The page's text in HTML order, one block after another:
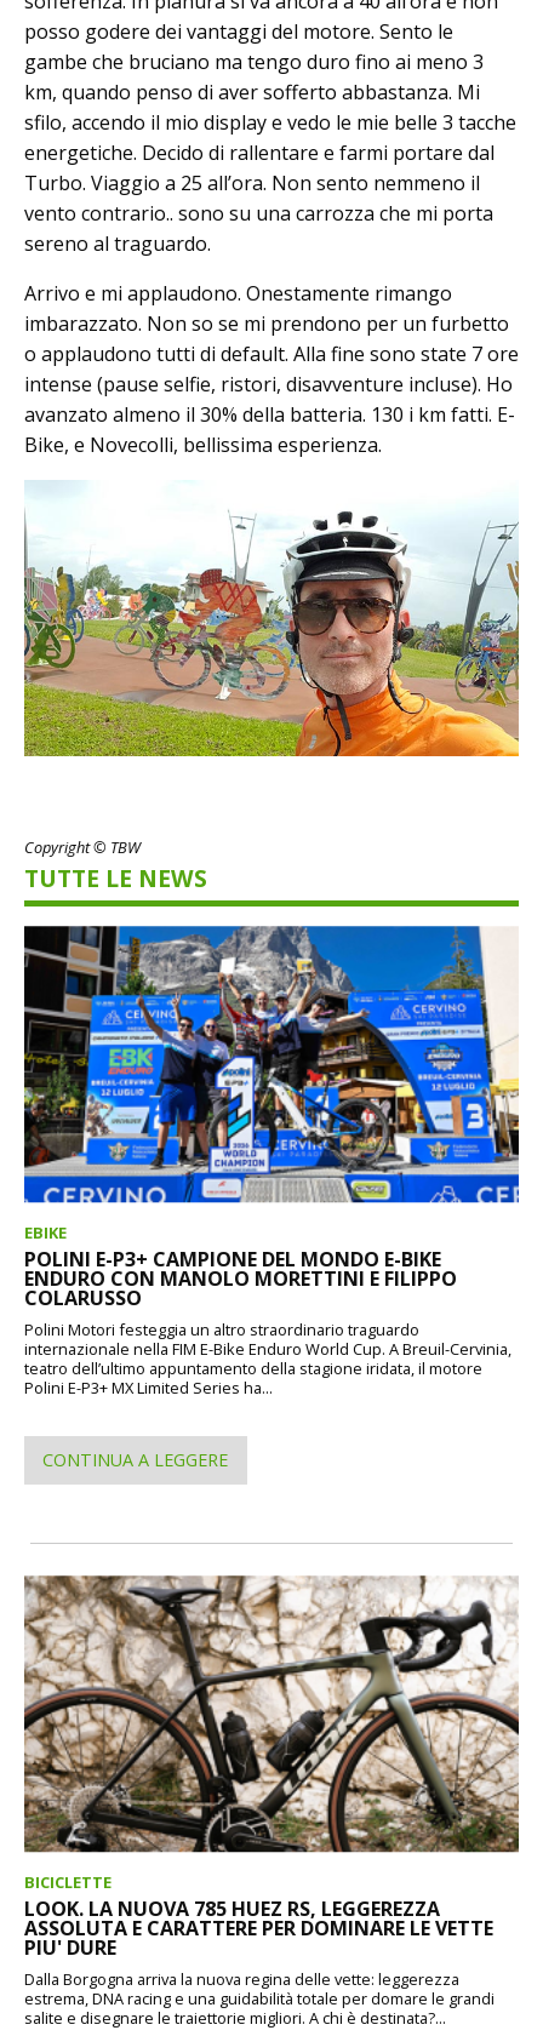
posso godere dei vantaggi del motore. Sento le
gambe che bruciano ma tengo duro fino ai meno 3
km, quando penso di aver sofferto abbastanza. Mi
sfilo, accendo il mio display e vedo le mie belle 3 tacche
energetiche. Decido di rallentare e farmi portare dal
Turbo. Viaggio a 25 all’ora. Non sento nemmeno il
vento contrario.. sono su una carrozza che mi porta
sereno al traguardo.
Arrivo e mi applaudono. Onestamente rimango
imbarazzato. Non so se mi prendono per un furbetto
o applaudono tutti di default. Alla fine sono state 7 ore
intense (pause selfie, ristori, disavventure incluse). Ho
avanzato almeno il 30% della batteria. 130 i km fatti. E-
Bike, e Novecolli, bellissima esperienza.
Copyright © TBW
TUTTE LE NEWS
EBIKE
POLINI E-P3+ CAMPIONE DEL MONDO E-BIKE
ENDURO CON MANOLO MORETTINI E FILIPPO
COLARUSSO
Polini Motori festeggia un altro straordinario traguardo
internazionale nella FIM E-Bike Enduro World Cup. A Breuil-Cervinia,
teatro dell’ultimo appuntamento della stagione iridata, il motore
Polini E-P3+ MX Limited Series ha...
CONTINUA A LEGGERE
BICICLETTE
LOOK. LA NUOVA 785 HUEZ RS, LEGGEREZZA
ASSOLUTA E CARATTERE PER DOMINARE LE VETTE
PIU' DURE
Dalla Borgogna arriva la nuova regina delle vette: leggerezza
estrema, DNA racing e una guidabilità totale per domare le grandi
salite e disegnare le traiettorie migliori. A chi è destinata?...